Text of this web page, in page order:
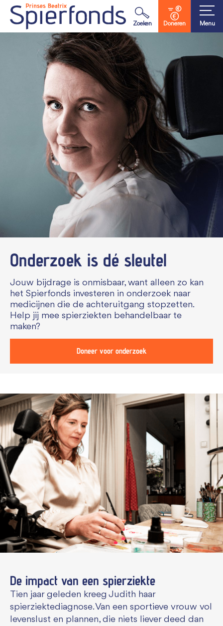
Zoeken Doneren Menu
Waar ben je naar op zoek?
Onderzoek is dé sleutel
Jouw bijdrage is onmisbaar, want alleen zo kan
het Spierfonds investeren in onderzoek naar
medicijnen die de achteruitgang stopzetten.
Help jij mee spierziekten behandelbaar te
maken?
Doneer voor onderzoek
De impact van een spierziekte
Tien jaar geleden kreeg Judith haar
spierziektediagnose. Van een sportieve vrouw vol
levenslust en plannen, die niets liever deed dan